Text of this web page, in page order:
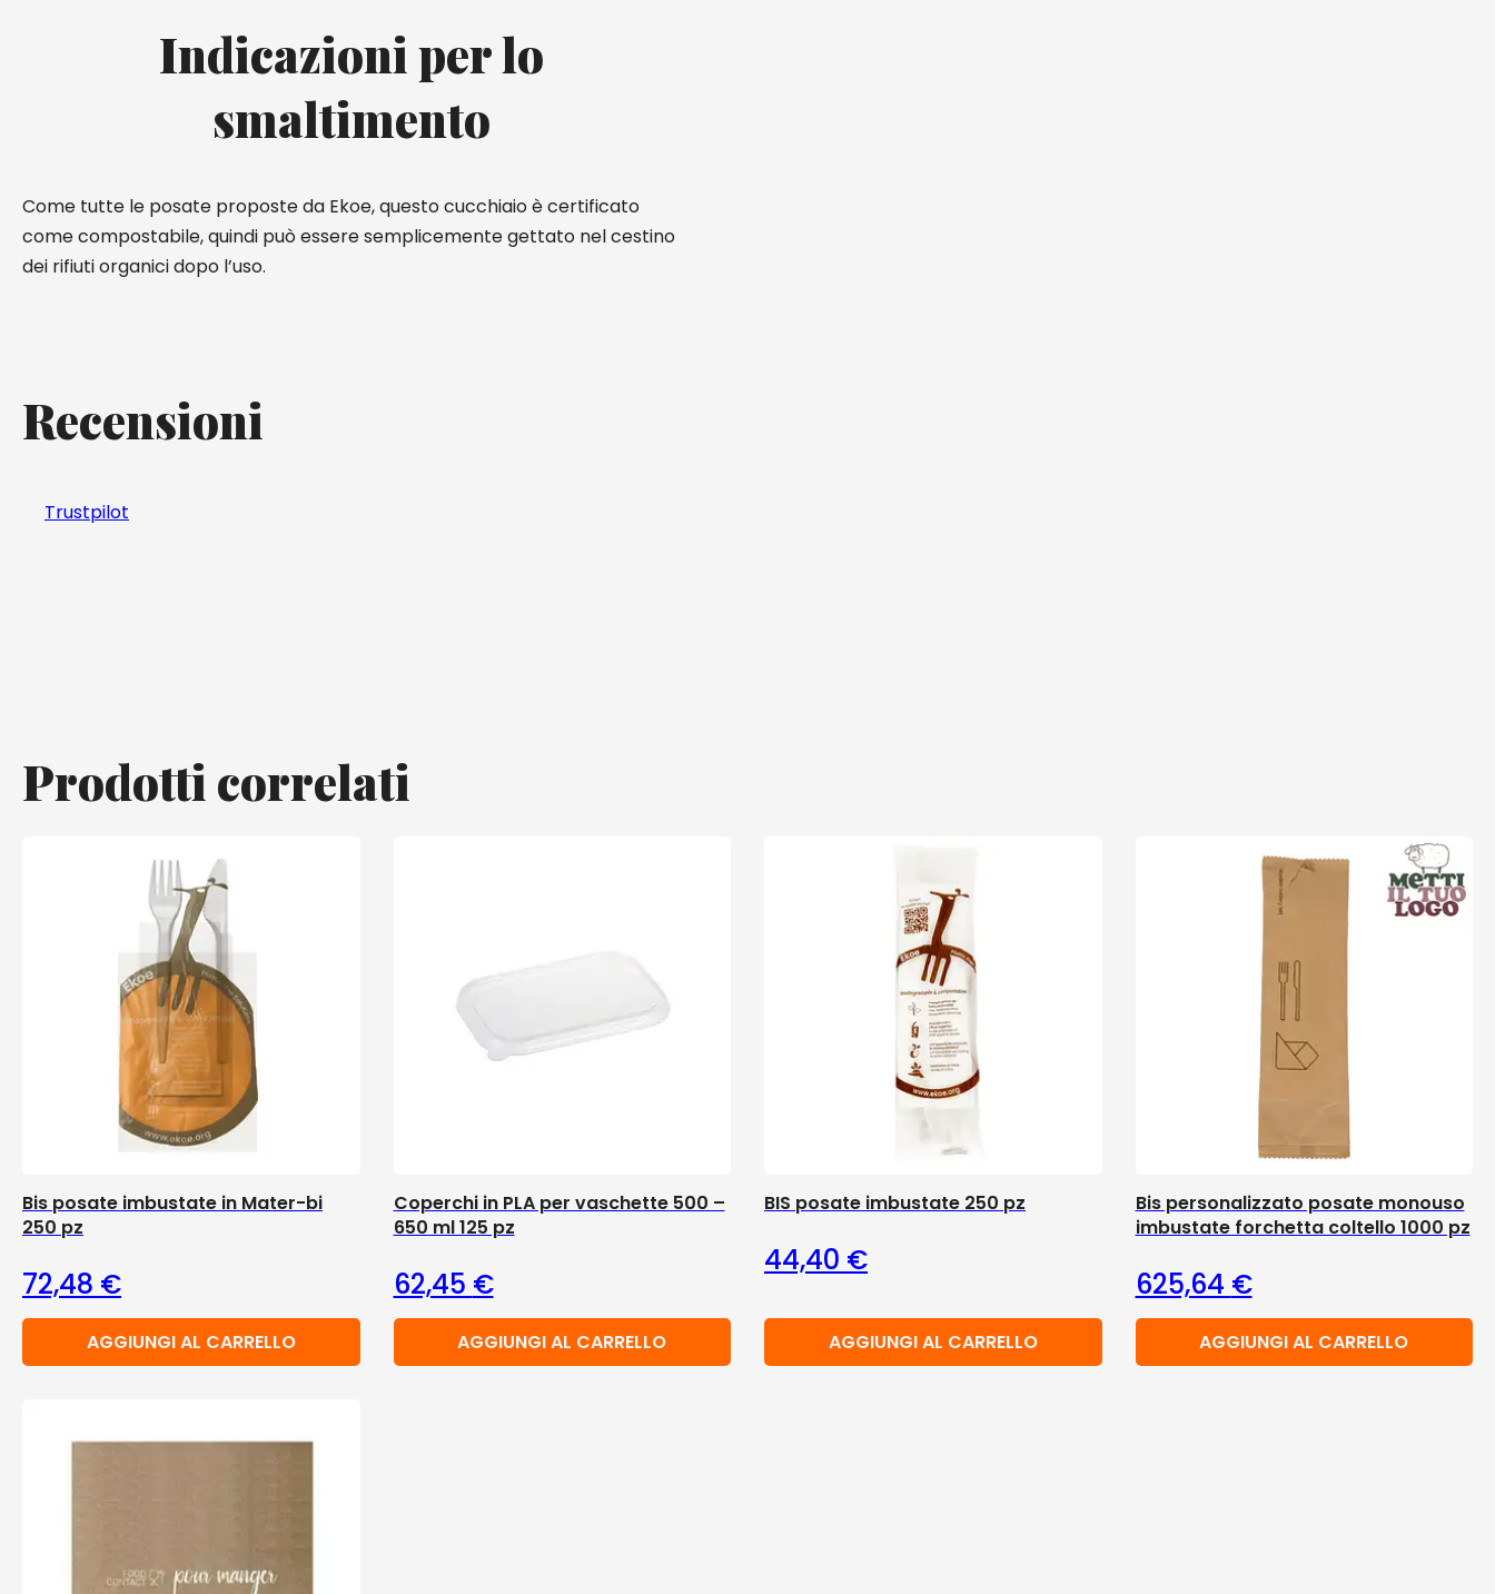
Indicazioni per lo
smaltimento
Come tutte le posate proposte da Ekoe, questo cucchiaio è certificato
come compostabile, quindi può essere semplicemente gettato nel cestino
dei rifiuti organici dopo l’uso.
Recensioni
Trustpilot
Prodotti correlati
Bis posate imbustate in Mater-bi
250 pz
72,48 €
AGGIUNGI AL CARRELLO
Coperchi in PLA per vaschette 500 –
650 ml 125 pz
62,45 €
AGGIUNGI AL CARRELLO
BIS posate imbustate 250 pz
44,40 €
AGGIUNGI AL CARRELLO
Bis personalizzato posate monouso
imbustate forchetta coltello 1000 pz
625,64 €
AGGIUNGI AL CARRELLO